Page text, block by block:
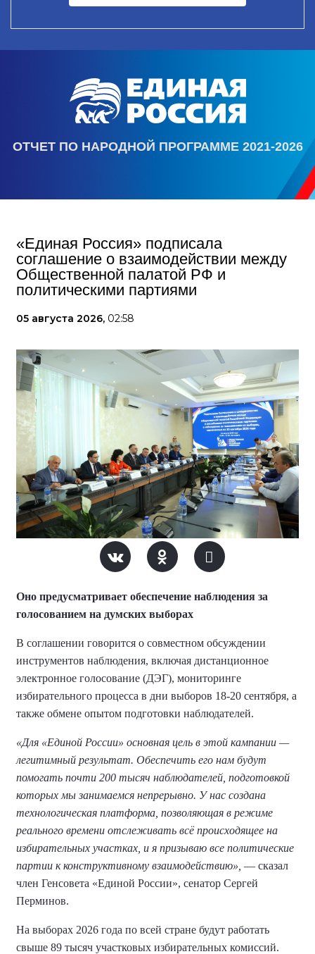
ОТЧЕТ ПО НАРОДНОЙ ПРОГРАММЕ 2021-2026
«Единая Россия» подписала
соглашение о взаимодействии между
Общественной палатой РФ и
политическими партиями
05 августа 2026, 02:58
Оно предусматривает обеспечение наблюдения за
голосованием на думских выборах
В соглашении говорится о совместном обсуждении
инструментов наблюдения, включая дистанционное
электронное голосование (ДЭГ), мониторинге
избирательного процесса в дни выборов 18-20 сентября, а
также обмене опытом подготовки наблюдателей.
«Для «Единой России» основная цель в этой кампании —
легитимный результат. Обеспечить его нам будут
помогать почти 200 тысяч наблюдателей, подготовкой
которых мы занимаемся непрерывно. У нас создана
технологическая платформа, позволяющая в режиме
реального времени отслеживать всё происходящее на
избирательных участках, и я призываю все политические
партии к конструктивному взаимодействию», — сказал
член Генсовета «Единой России», сенатор Сергей
Перминов.
На выборах 2026 года по всей стране будут работать
свыше 89 тысяч участковых избирательных комиссий.